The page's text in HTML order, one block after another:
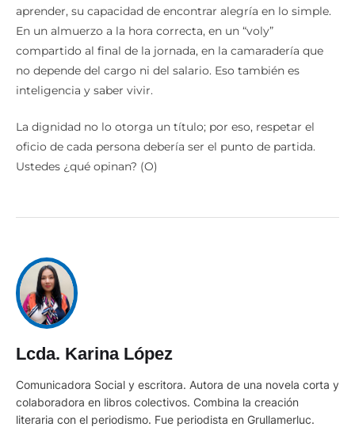
aprender, su capacidad de encontrar alegría en lo simple.
En un almuerzo a la hora correcta, en un “voly”
compartido al final de la jornada, en la camaradería que
no depende del cargo ni del salario. Eso también es
inteligencia y saber vivir.
La dignidad no lo otorga un título; por eso, respetar el
oficio de cada persona debería ser el punto de partida.
Ustedes ¿qué opinan? (O)
Lcda. Karina López
Comunicadora Social y escritora. Autora de una novela corta y
colaboradora en libros colectivos. Combina la creación
literaria con el periodismo. Fue periodista en Grullamerluc.